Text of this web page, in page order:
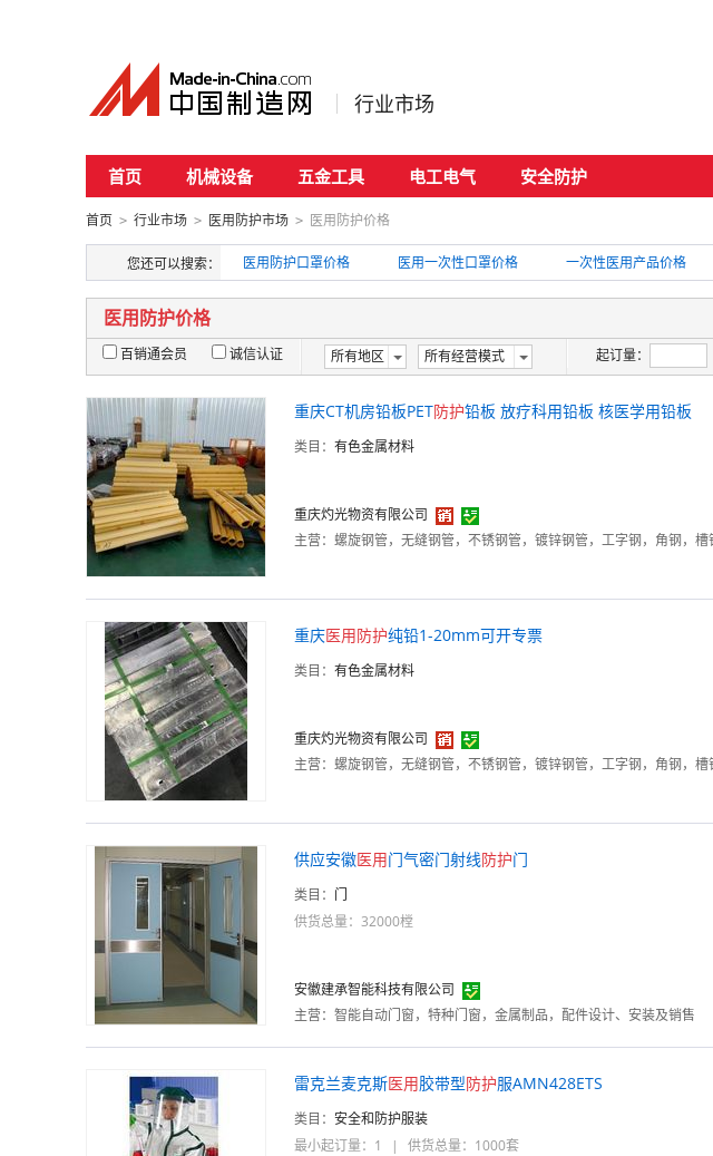
行业市场
首页 机械设备 五金工具 电工电气 安全防护
首页 > 行业市场 > 医用防护市场 > 医用防护价格
您还可以搜索： 医用防护口罩价格 医用一次性口罩价格 一次性医用产品价格
医用防护价格
百销通会员 诚信认证 所有地区 所有经营模式 起订量：
重庆CT机房铅板PET防护铅板 放疗科用铅板 核医学用铅板
类目： 有色金属材料
重庆灼光物资有限公司
主营：
重庆医用防护纯铅1-20mm可开专票
类目： 有色金属材料
重庆灼光物资有限公司
主营：
供应安徽医用门气密门射线防护门
类目： 门
供货总量：32000樘
安徽建承智能科技有限公司
主营： 智能自动门窗，特种门窗，金属制品，配件设计、安装及销售
雷克兰麦克斯医用胶带型防护服AMN428ETS
类目： 安全和防护服装
最小起订量：1
| 供货总量：1000套